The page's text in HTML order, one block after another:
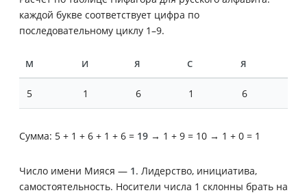
каждой букве соответствует цифра по
последовательному циклу 1–9.
М И Я С Я
5 1 6 1 6
Сумма: 5 + 1 + 6 + 1 + 6 = 19 → 1 + 9 = 10 → 1 + 0 = 1
Число имени Мияся — 1. Лидерство, инициатива,
самостоятельность. Носители числа 1 склонны брать на